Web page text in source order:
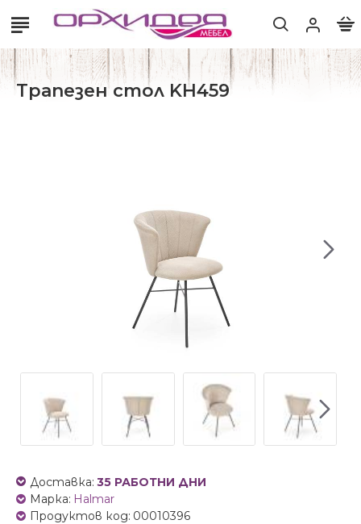
Трапезен стол KH459
Доставка: 35 РАБОТНИ ДНИ
Марка: Halmar
Продуктов код: 00010396